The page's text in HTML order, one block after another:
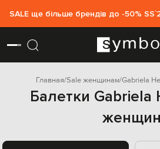
SALE ще більше брендів до -50%
Главная Sale женщинам Gabriela
Балетки Gabriela
женщин